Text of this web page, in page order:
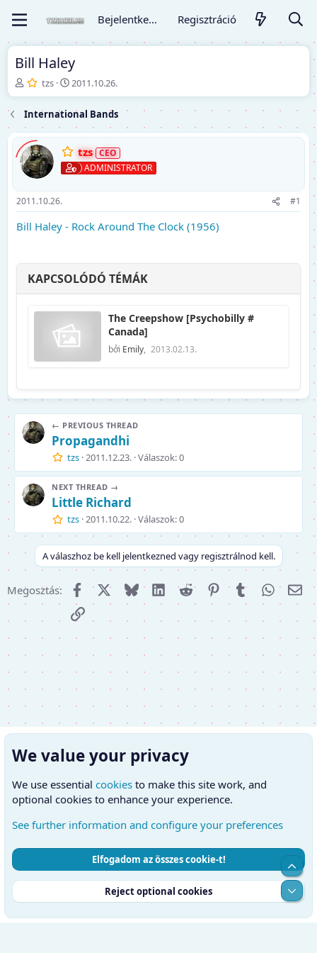
Bejelentkezés Regisztráció
Bill Haley
T
é
m
a
i
n
d
í
ó
tzs
K
e
d
ő
á
t
2011.10.26.
International Bands
tzs
ADMINISTRATOR
2011.10.26. #1
Bill Haley - Rock Around The Clock (1956)
KAPCSOLÓDÓ TÉMÁK
The Creepshow [Psychobilly #
Canada]
bởi Emily, 2013.02.13.
← PREVIOUS THREAD
Propagandhi
tzs 2011.12.23. Válaszok: 0
NEXT THREAD →
Little Richard
tzs 2011.10.22. Válaszok: 0
A válaszhoz be kell jelentkezned vagy regisztrálnod kell.
Megosztás: FacebookX (Twitter)
Bluesky LinkedInReddit PinterestTumblr
E-
Link
Hungarian (HU)
Kapcsolatfelvétel
Feltételek és szabályok
Adatvédelmi szabályzat
Súgó
Kezdőlap
RSS
We value your privacy
We use essential cookies to make this site work, and
optional cookies to enhance your experience.
See further information and configure your preferences
Elfogadom az összes cookie-t!
Reject optional cookies
Top
Alul